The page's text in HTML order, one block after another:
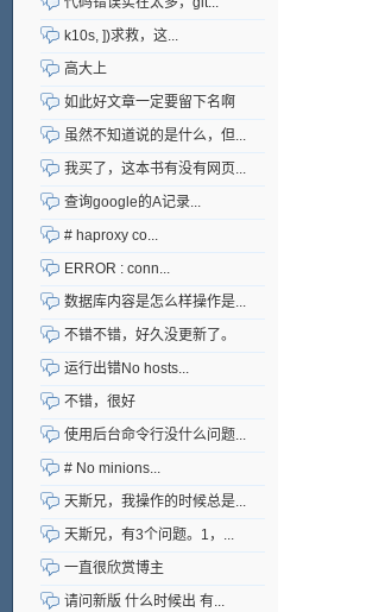
k10s, ])求救，这...
高大上
如此好文章一定要留下名啊
虽然不知道说的是什么，但...
我买了，这本书有没有网页...
查询google的A记录...
# haproxy co...
ERROR : conn...
数据库内容是怎么样操作是...
不错不错，好久没更新了。
运行出错No hosts...
不错，很好
使用后台命令行没什么问题...
# No minions...
天斯兄，我操作的时候总是...
天斯兄，有3个问题。1，...
一直很欣赏博主
请问新版 什么时候出 有...